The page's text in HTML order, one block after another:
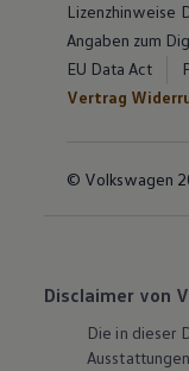
Lizenzhinweise
Angaben zum
EU Data Act
Vertrag
© Volkswagen
Disclaimer von
Die in dieser